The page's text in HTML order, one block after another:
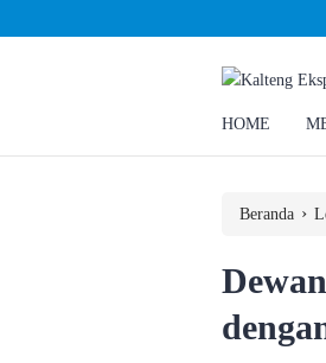
Perusahaan Penuhi Hak Ratusan Eks Pekerja
HOME
Beranda ›